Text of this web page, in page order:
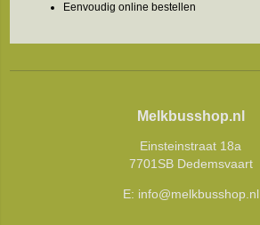
Eenvoudig online bestellen
Melkbusshop.nl
Einsteinstraat 18a
7701SB Dedemsvaart
E: info@melkbusshop.nl